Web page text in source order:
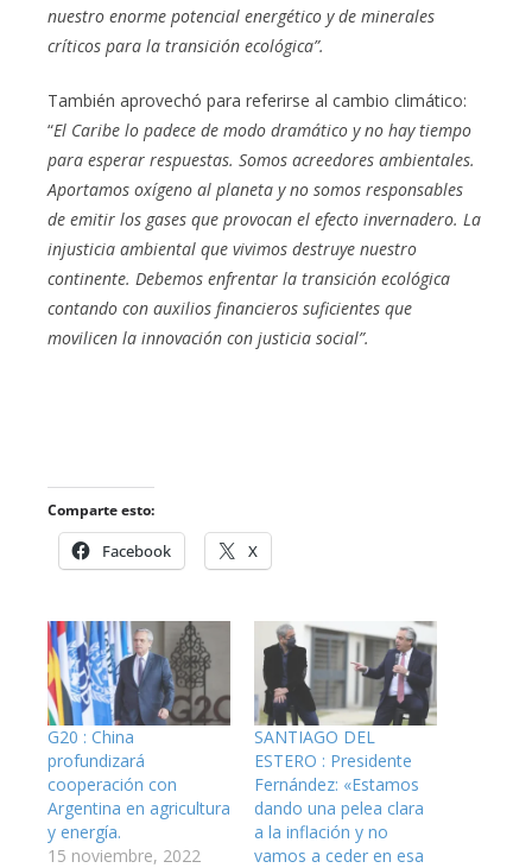
nuestro enorme potencial energético y de minerales
críticos para la transición ecológica”.
También aprovechó para referirse al cambio climático:
“El Caribe lo padece de modo dramático y no hay tiempo
para esperar respuestas. Somos acreedores ambientales.
Aportamos oxígeno al planeta y no somos responsables
de emitir los gases que provocan el efecto invernadero. La
injusticia ambiental que vivimos destruye nuestro
continente. Debemos enfrentar la transición ecológica
contando con auxilios financieros suficientes que
movilicen la innovación con justicia social”.
Comparte esto:
Facebook X
G20 : China
profundizará
cooperación con
Argentina en agricultura
y energía.
15 noviembre, 2022
SANTIAGO DEL
ESTERO : Presidente
Fernández: «Estamos
dando una pelea clara
a la inflación y no
vamos a ceder en esa